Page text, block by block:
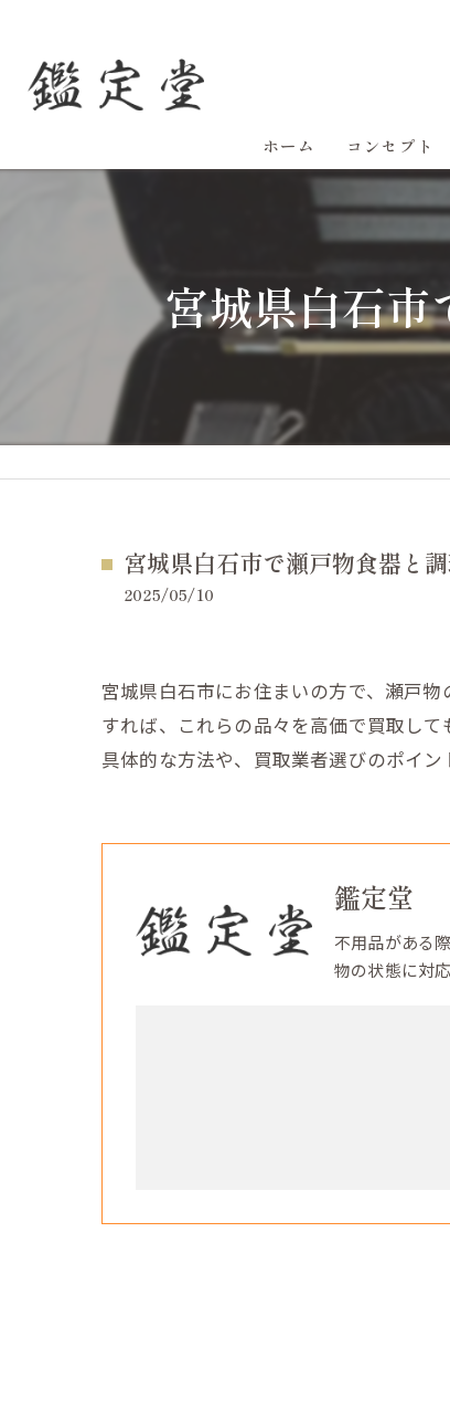
ホーム コンセプト
宮城県白石市
宮城県白石市で瀬戸物食器と
2025/05/10
宮城県白石市にお住まいの方で、瀬戸
すれば、これらの品々を高価で買取し
具体的な方法や、買取業者選びのポイン
鑑定堂
不用品がある
物の状態に対